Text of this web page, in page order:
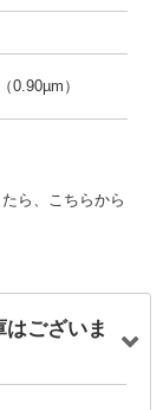
0.90µm）
ら、こちらから
ございま